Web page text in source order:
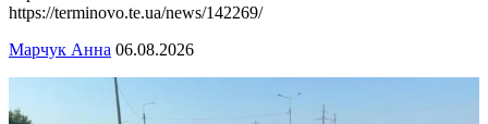
https://terminovo.te.ua/news/142269/
Марчук Анна 06.08.2026